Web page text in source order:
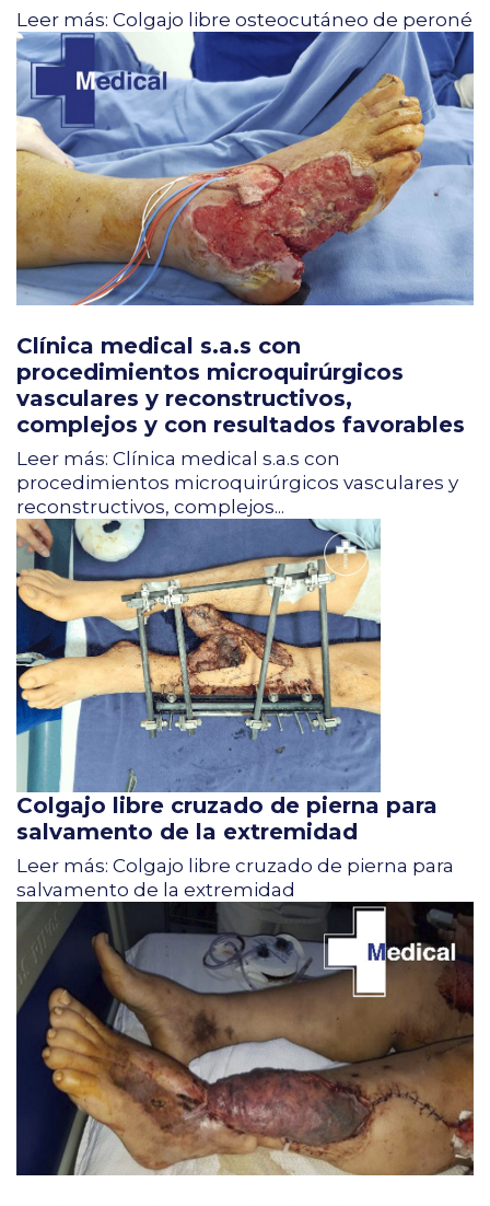
Leer más: Colgajo libre osteocutáneo de peroné
Clínica medical s.a.s con
procedimientos microquirúrgicos
vasculares y reconstructivos,
complejos y con resultados favorables
Leer más: Clínica medical s.a.s con
procedimientos microquirúrgicos vasculares y
reconstructivos, complejos...
Colgajo libre cruzado de pierna para
salvamento de la extremidad
Leer más: Colgajo libre cruzado de pierna para
salvamento de la extremidad